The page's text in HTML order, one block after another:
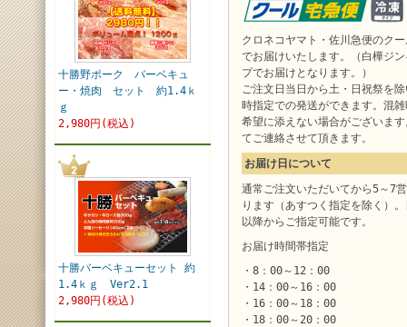
十勝野ポーク バーベキュ
ー・焼肉 セット 約1.4ｋ
ｇ
2,980円(税込)
十勝バーベキューセット 約
1.4ｋｇ Ver2.1
2,980円(税込)
クロネコヤマト・佐川急便のク
でお届けいたします。（白樺ジ
プでお届けとなります。）
ご注文日当日から土・日祝祭を
時指定での発送ができます。混
希望に添えない場合がございま
てご連絡させて頂きます。
お届け日について
通常ご注文いただいてから5～7
ります（あすつく指定を除く）
以降からご指定可能です。
お届け時間帯指定
・8：00～12：00
・14：00～16：00
・16：00～18：00
・18：00～20：00